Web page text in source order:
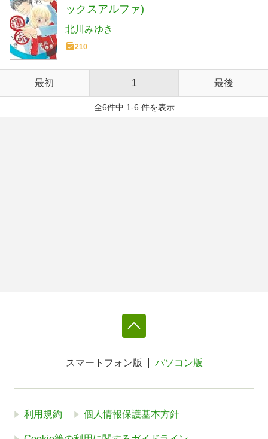
ックスアルファ)
北川みゆき
210
最初 1 最後
全6件中 1-6 件を表示
スマートフォン版 パソコン版
利用規約 個人情報保護基本方針